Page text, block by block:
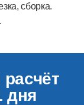
сборка.
дня